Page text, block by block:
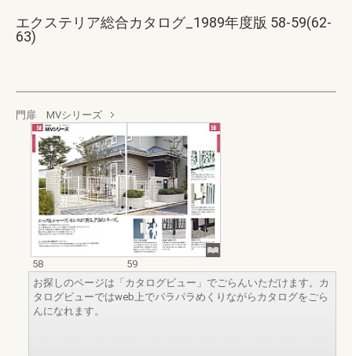
エクステリア総合カタログ_1989年度版 58-59(62-
63)
門扉 MVシリーズ
58
59
お探しのページは「カタログビュー」でごらんいただけます。カ
タログビューではweb上でパラパラめくりながらカタログをごら
んになれます。